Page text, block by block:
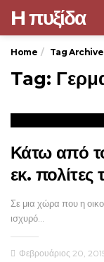
H πυξίδα
Home Tag Archive
Tag:
Κάτω από
εκ. πολίτες
Σε μια χώρα που η
ισχυρό…
Φεβρουάριος 20,